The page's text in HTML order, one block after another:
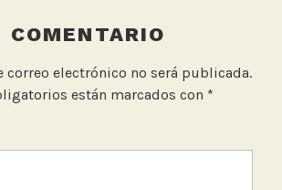
COMENTARIO
correo electrónico no será publicada.
están marcados con *